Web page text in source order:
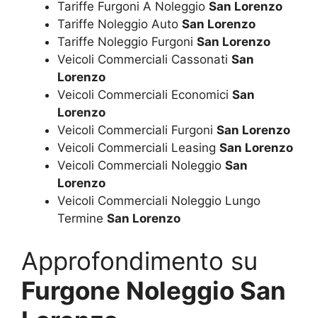
Tariffe Furgoni A Noleggio San Lorenzo
Tariffe Noleggio Auto San Lorenzo
Tariffe Noleggio Furgoni San Lorenzo
Veicoli Commerciali Cassonati San
Lorenzo
Veicoli Commerciali Economici San
Lorenzo
Veicoli Commerciali Furgoni San Lorenzo
Veicoli Commerciali Leasing San Lorenzo
Veicoli Commerciali Noleggio San
Lorenzo
Veicoli Commerciali Noleggio Lungo
Termine San Lorenzo
Approfondimento su
Furgone Noleggio San